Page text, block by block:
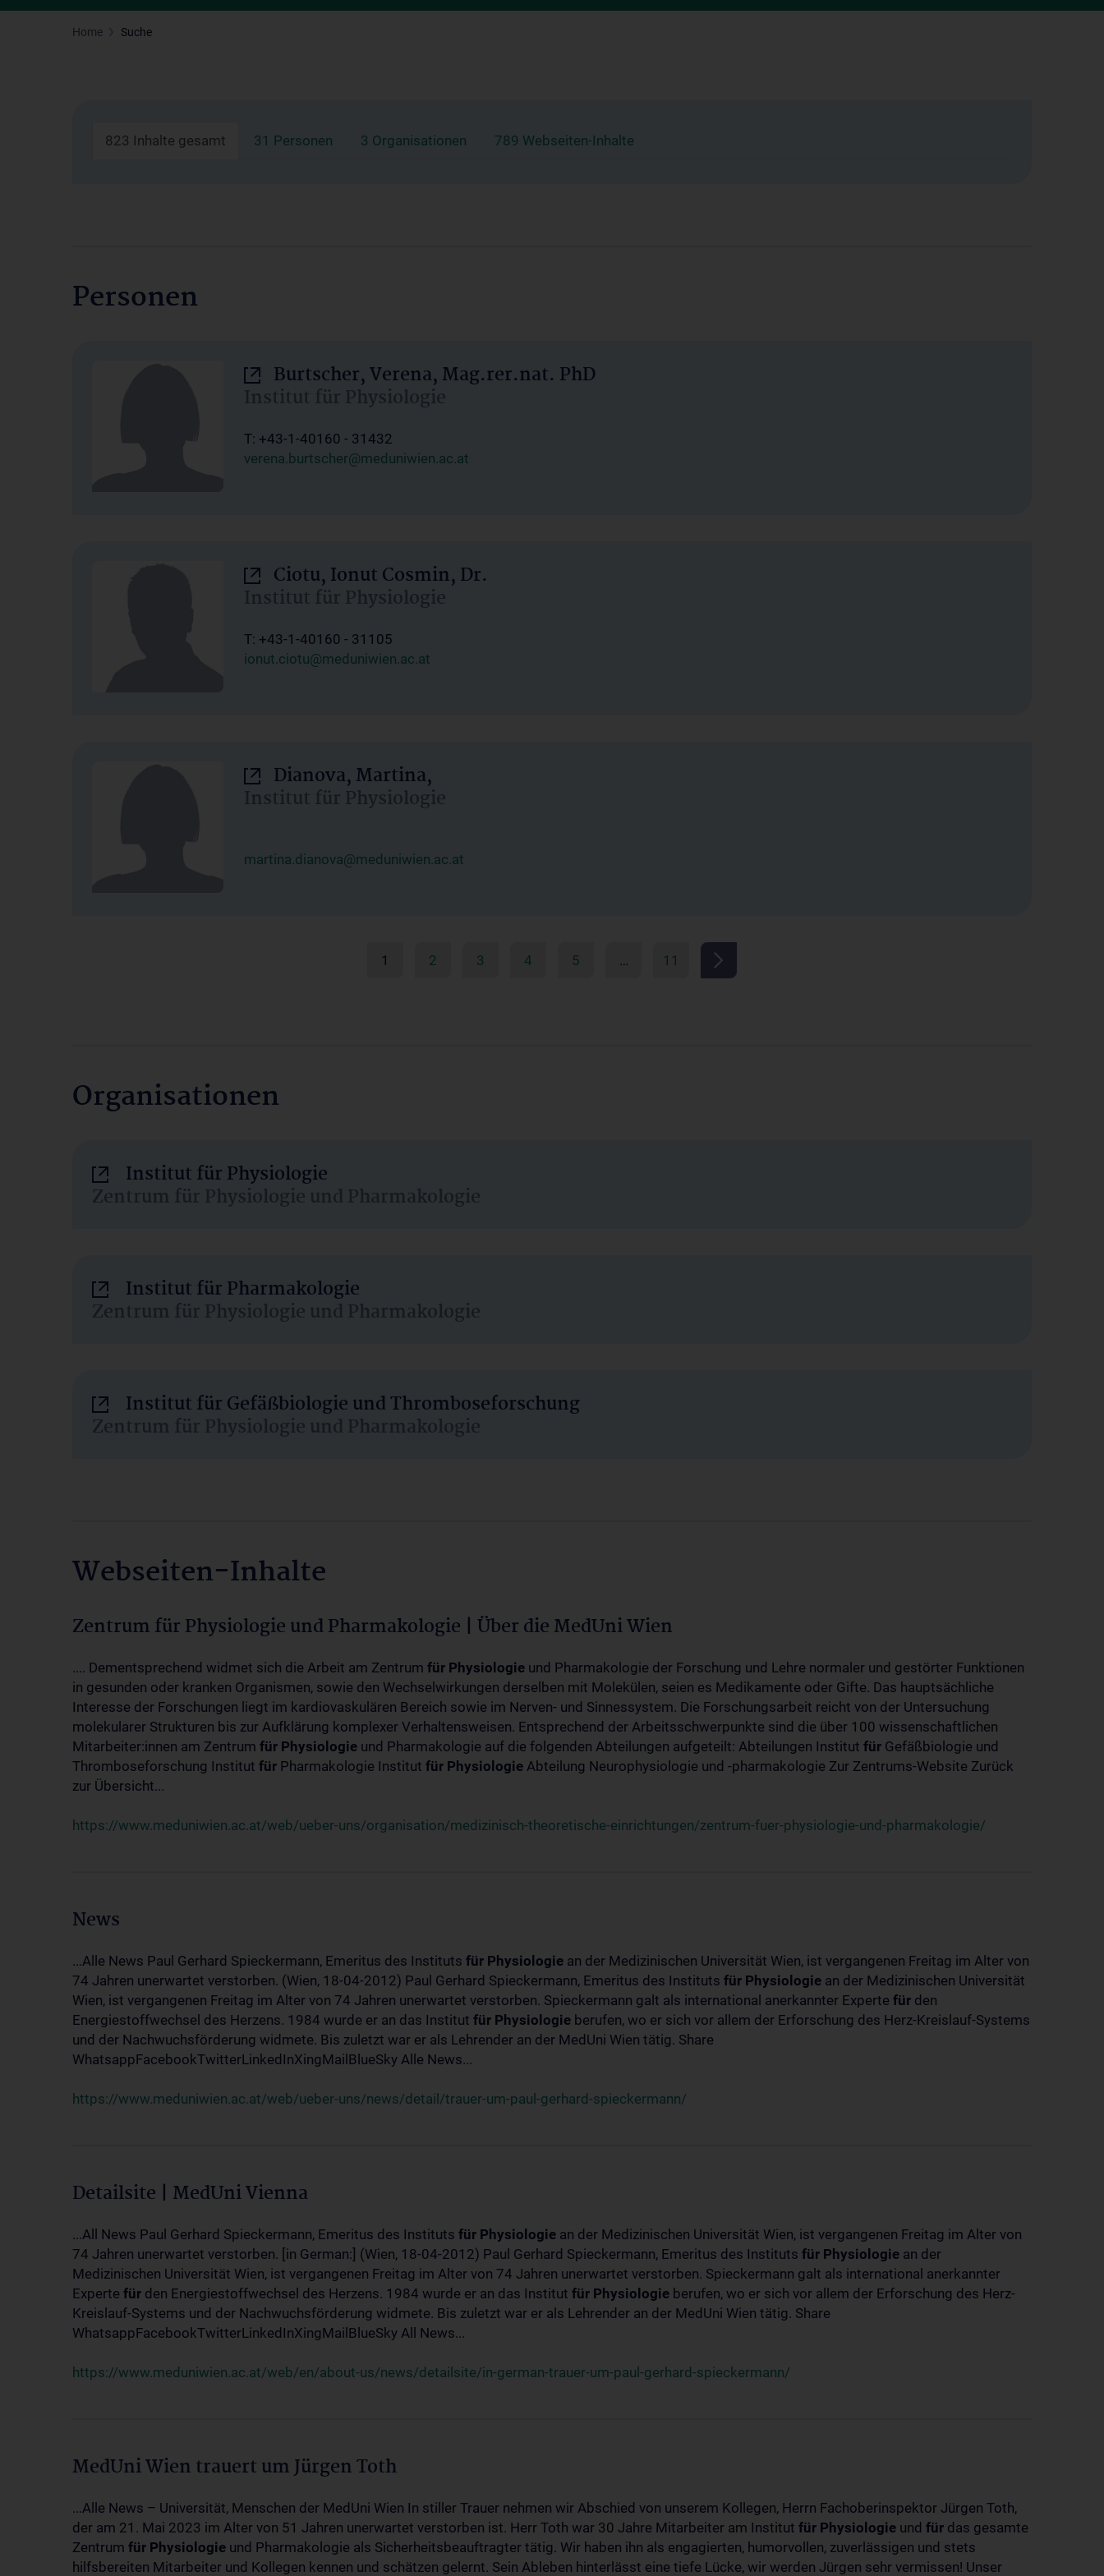
Home Suche
823 Inhalte gesamt 31 Personen 3 Organisationen 789 Webseiten-Inhalte
Personen
Burtscher, Verena, Mag.rer.nat. PhD
Institut für Physiologie
T: +43-1-40160 - 31432
verena.burtscher@meduniwien.ac.at
Ciotu, Ionut Cosmin, Dr.
Institut für Physiologie
T: +43-1-40160 - 31105
ionut.ciotu@meduniwien.ac.at
Dianova, Martina,
Institut für Physiologie
martina.dianova@meduniwien.ac.at
1 2 3 4 5 … 11
Organisationen
Institut für Physiologie
Zentrum für Physiologie und Pharmakologie
Institut für Pharmakologie
Zentrum für Physiologie und Pharmakologie
Institut für Gefäßbiologie und Thromboseforschung
Zentrum für Physiologie und Pharmakologie
Webseiten-Inhalte
Zentrum für Physiologie und Pharmakologie | Über die MedUni Wien
.... Dementsprechend widmet sich die Arbeit am Zentrum für Physiologie und Pharmakologie der Forschung und Lehre normaler und gestörter Funktionen
in gesunden oder kranken Organismen, sowie den Wechselwirkungen derselben mit Molekülen, seien es Medikamente oder Gifte. Das hauptsächliche
Interesse der Forschungen liegt im kardiovaskulären Bereich sowie im Nerven- und Sinnessystem. Die Forschungsarbeit reicht von der Untersuchung
molekularer Strukturen bis zur Aufklärung komplexer Verhaltensweisen. Entsprechend der Arbeitsschwerpunkte sind die über 100 wissenschaftlichen
Mitarbeiter:innen am Zentrum für Physiologie und Pharmakologie auf die folgenden Abteilungen aufgeteilt: Abteilungen Institut für Gefäßbiologie und
Thromboseforschung Institut für Pharmakologie Institut für Physiologie Abteilung Neurophysiologie und -pharmakologie Zur Zentrums-Website Zurück
zur Übersicht...
https://www.meduniwien.ac.at/web/ueber-uns/organisation/medizinisch-theoretische-einrichtungen/zentrum-fuer-physiologie-und-pharmakologie/
News
...Alle News Paul Gerhard Spieckermann, Emeritus des Instituts für Physiologie an der Medizinischen Universität Wien, ist vergangenen Freitag im Alter von
74 Jahren unerwartet verstorben. (Wien, 18-04-2012) Paul Gerhard Spieckermann, Emeritus des Instituts für Physiologie an der Medizinischen Universität
Wien, ist vergangenen Freitag im Alter von 74 Jahren unerwartet verstorben. Spieckermann galt als international anerkannter Experte für den
Energiestoffwechsel des Herzens. 1984 wurde er an das Institut für Physiologie berufen, wo er sich vor allem der Erforschung des Herz-Kreislauf-Systems
und der Nachwuchsförderung widmete. Bis zuletzt war er als Lehrender an der MedUni Wien tätig. Share
WhatsappFacebookTwitterLinkedInXingMailBlueSky Alle News...
https://www.meduniwien.ac.at/web/ueber-uns/news/detail/trauer-um-paul-gerhard-spieckermann/
Detailsite | MedUni Vienna
...All News Paul Gerhard Spieckermann, Emeritus des Instituts für Physiologie an der Medizinischen Universität Wien, ist vergangenen Freitag im Alter von
74 Jahren unerwartet verstorben. [in German:] (Wien, 18-04-2012) Paul Gerhard Spieckermann, Emeritus des Instituts für Physiologie an der
Medizinischen Universität Wien, ist vergangenen Freitag im Alter von 74 Jahren unerwartet verstorben. Spieckermann galt als international anerkannter
Experte für den Energiestoffwechsel des Herzens. 1984 wurde er an das Institut für Physiologie berufen, wo er sich vor allem der Erforschung des Herz-
Kreislauf-Systems und der Nachwuchsförderung widmete. Bis zuletzt war er als Lehrender an der MedUni Wien tätig. Share
WhatsappFacebookTwitterLinkedInXingMailBlueSky All News...
https://www.meduniwien.ac.at/web/en/about-us/news/detailsite/in-german-trauer-um-paul-gerhard-spieckermann/
MedUni Wien trauert um Jürgen Toth
...Alle News – Universität, Menschen der MedUni Wien In stiller Trauer nehmen wir Abschied von unserem Kollegen, Herrn Fachoberinspektor Jürgen Toth,
der am 21. Mai 2023 im Alter von 51 Jahren unerwartet verstorben ist. Herr Toth war 30 Jahre Mitarbeiter am Institut für Physiologie und für das gesamte
Zentrum für Physiologie und Pharmakologie als Sicherheitsbeauftragter tätig. Wir haben ihn als engagierten, humorvollen, zuverlässigen und stets
hilfsbereiten Mitarbeiter und Kollegen kennen und schätzen gelernt. Sein Ableben hinterlässt eine tiefe Lücke, wir werden Jürgen sehr vermissen! Unser